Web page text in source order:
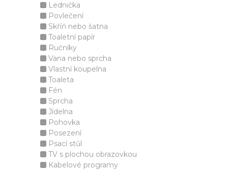
Lednička
Povlečení
Skříň nebo šatna
Toaletní papír
Ručníky
Vana nebo sprcha
Vlastní koupelna
Toaleta
Fén
Sprcha
Jídelna
Pohovka
Posezení
Psací stůl
TV s plochou obrazovkou
Kabelové programy